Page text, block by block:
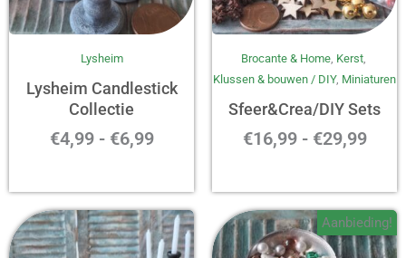
Lysheim
Lysheim Candlestick
Collectie
€4,99 - €6,99
tot
Brocante & Home, Kerst,
Klussen & bouwen / DIY, Miniaturen
Sfeer&Crea/DIY Sets
€16,99 - €29,99
tot
Aanbieding!